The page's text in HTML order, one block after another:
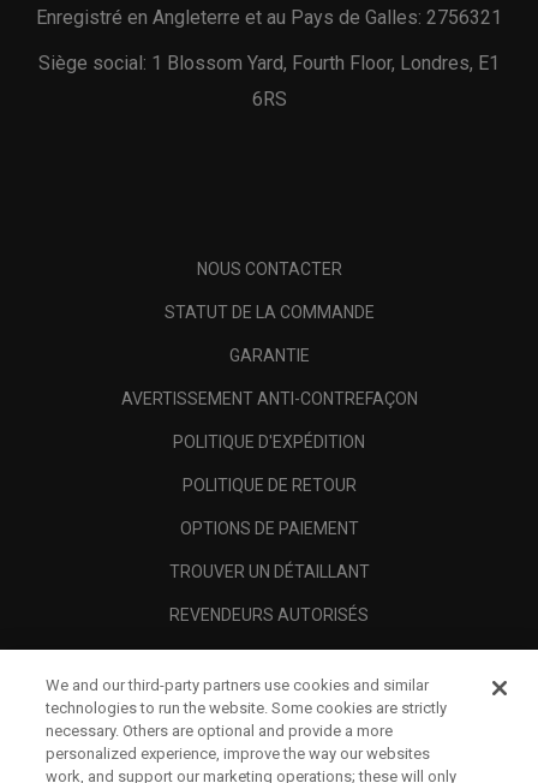
Enregistré en Angleterre et au Pays de Galles: 2756321
Siège social: 1 Blossom Yard, Fourth Floor, Londres, E1
6RS
NOUS CONTACTER
STATUT DE LA COMMANDE
GARANTIE
AVERTISSEMENT ANTI-CONTREFAÇON
POLITIQUE D'EXPÉDITION
POLITIQUE DE RETOUR
OPTIONS DE PAIEMENT
TROUVER UN DÉTAILLANT
REVENDEURS AUTORISÉS
A PROPOS
MENTIONS LÉGALES
We and our third-party partners use cookies and similar
technologies to run the website. Some cookies are strictly
necessary. Others are optional and provide a more
personalized experience, improve the way our websites
work, and support our marketing operations; these will only